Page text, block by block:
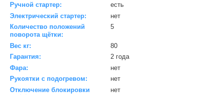
Ручной стартер:
есть
Электрический стартер:
нет
Количество положений
поворота щётки:
5
Вес кг:
80
Гарантия:
2 года
Фара:
нет
Рукоятки с подогревом:
нет
Отключение блокировки
нет